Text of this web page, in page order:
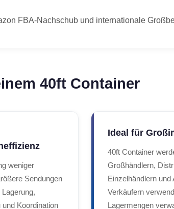
FBA-Nachschub und internationale
40ft Container
weniger
Sendungen
Koordination
Ideal für
40ft Container
Großhändlern,
Einzelhändlern
Verkäufern
Lagermengen